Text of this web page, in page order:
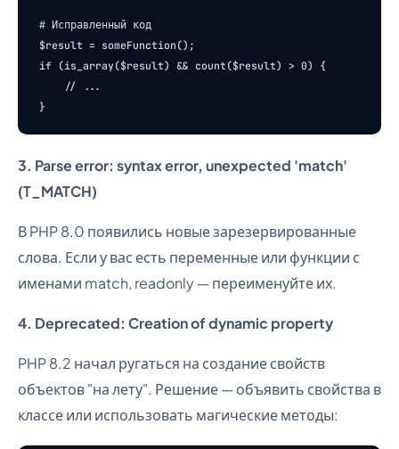
# Исправленный код
$result = someFunction();
if (is_array($result) && count($result) > 0) {
    // ...
3. Parse error: syntax error, unexpected 'match'
(T_MATCH)
В PHP 8.0 появились новые зарезервированные
слова. Если у вас есть переменные или функции с
именами match, readonly — переименуйте их.
4. Deprecated: Creation of dynamic property
PHP 8.2 начал ругаться на создание свойств
объектов "на лету". Решение — объявить свойства в
классе или использовать магические методы: